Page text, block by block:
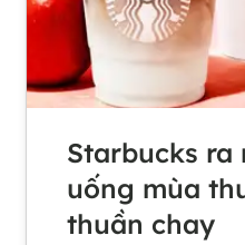
Starbucks
uống mùa
thuần chay